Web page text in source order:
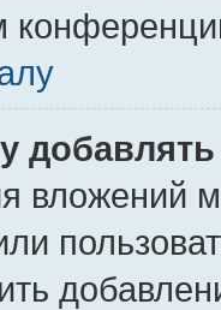
вложений